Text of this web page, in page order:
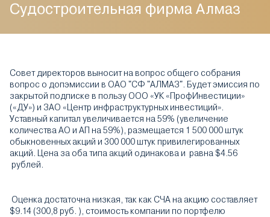
Судостроительная фирма Алмаз
Совет директоров выносит на вопрос общего собрания
вопрос о допэмиссии в ОАО "СФ "АЛМАЗ". Будет эмиссия по
закрытой подписке в пользу ООО «УК «ПрофИнвестиции»
(«ДУ») и ЗАО «Центр инфраструктурных инвестиций».
Уставный капитал увеличивается на 59% (увеличение
количества АО и АП на 59%), размещается 1 500 000 штук
обыкновенных акций и 300 000 штук привилегированных
акций. Цена за оба типа акций одинакова и равна $4.56
рублей.
Оценка достаточна низкая, так как СЧА на акцию составляет
$9.14 (300,8 руб. ), стоимость компании по портфелю